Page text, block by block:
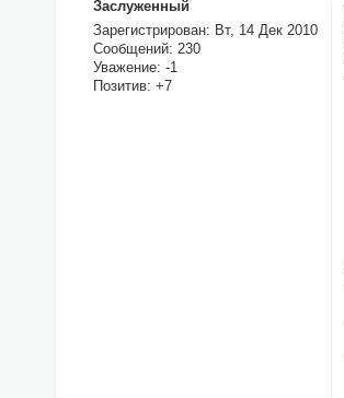
Заслуженный
Зарегистрирован: Вт, 14 Дек 2010
Сообщений: 230
Уважение: -1
Позитив: +7